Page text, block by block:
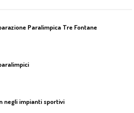
Paralimpica Tre Fontane
negli impianti sportivi